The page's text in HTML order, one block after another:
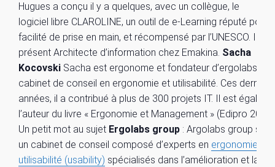
Hugues a conçu il y a quelques, avec un collègue, le
logiciel libre CLAROLINE, un outil de e-Learning réputé pour
facilité de prise en main, et récompensé par l’UNESCO. Il
présent Architecte d’information chez Emakina. Sacha
Kocovski Sacha est ergonome et fondateur d’ergolabs
cabinet de conseil en ergonomie et utilisabilité. Ces
années, il a contribué à plus de 300 projets IT. Il est
l’auteur du livre « Ergonomie et Management » (Edipro
Un petit mot au sujet Ergolabs group : Argolabs group sprl
un cabinet de conseil composé d’experts en ergonomie et
utilisabilité (usability) spécialisés dans l’amélioration et la